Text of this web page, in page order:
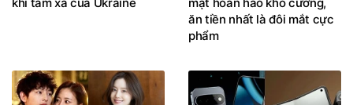
ăn tiền nhất là đôi mắt cực
phẩm